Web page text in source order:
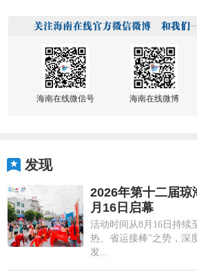
海南在线微信号 海南在线微博
发现
2026年第十二届琼
月16日启幕
活动时间从8月16日持续
热、省运接棒"之势，深
发...